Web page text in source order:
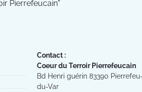
Pierrefeucain"
Contact :
Coeur du Terroir Pierrefeucain
Bd Henri guérin 83390 Pierrefeu-
du-Var